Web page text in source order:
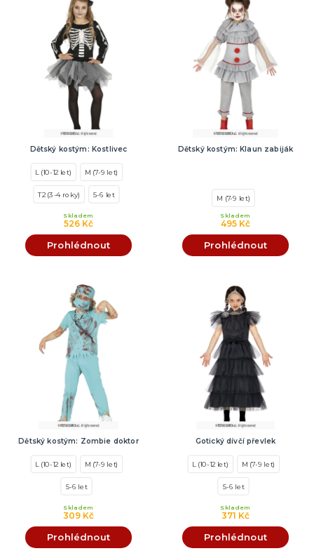
Dětský kostým: Kostlivec
L (10-12 let) M (7-9 let)
T2 (3-4 roky) 5-6 let
526 Kč
Skladem
Prohlédnout
Dětský kostým: Klaun zabiják
M (7-9 let)
495 Kč
Skladem
Prohlédnout
Dětský kostým: Zombie doktor
L (10-12 let) M (7-9 let)
5-6 let
309 Kč
Skladem
Prohlédnout
Gotický dívčí převlek
L (10-12 let) M (7-9 let)
5-6 let
371 Kč
Skladem
Prohlédnout